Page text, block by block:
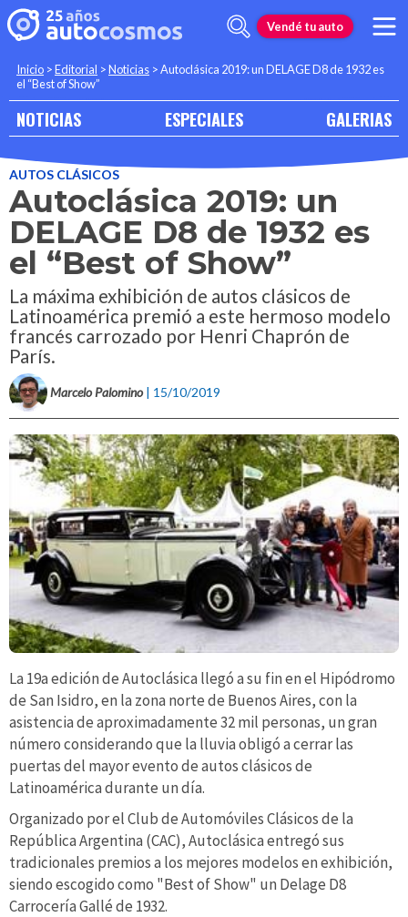
Vendé tu auto
Inicio >Editorial >Noticias >Autoclásica 2019: un DELAGE D8 de 1932 es
el “Best of Show”
NOTICIAS ESPECIALES GALERIAS
AUTOS CLÁSICOS
Autoclásica 2019: un
DELAGE D8 de 1932 es
el “Best of Show”
La máxima exhibición de autos clásicos de
Latinoamérica premió a este hermoso modelo
francés carrozado por Henri Chaprón de
París.
Marcelo Palomino | 15/10/2019
La 19a edición de Autoclásica llegó a su fin en el Hipódromo
de San Isidro, en la zona norte de Buenos Aires, con la
asistencia de aproximadamente 32 mil personas, un gran
número considerando que la lluvia obligó a cerrar las
puertas del mayor evento de autos clásicos de
Latinoamérica durante un día.
Organizado por el Club de Automóviles Clásicos de la
República Argentina (CAC), Autoclásica entregó sus
tradicionales premios a los mejores modelos en exhibición,
siendo escogido como "Best of Show" un Delage D8
Carrocería Gallé de 1932.